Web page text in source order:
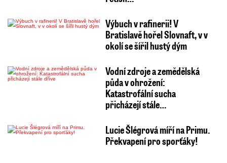
Výbuch v rafinerii! V
Bratislavě hořel Slovnaft, v v
okolí se šířil hustý dým
Vodní zdroje a zemědělská
půda v ohrožení:
Katastrofální sucha
přicházejí stále…
Lucie Šlégrová míří na Primu.
Překvapení pro sporťáky!